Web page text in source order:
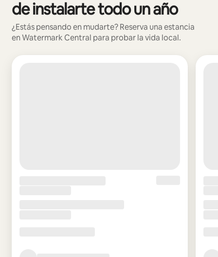
de instalarte todo un año
¿Estás pensando en mudarte? Reserva una estancia
en Watermark Central para probar la vida local.